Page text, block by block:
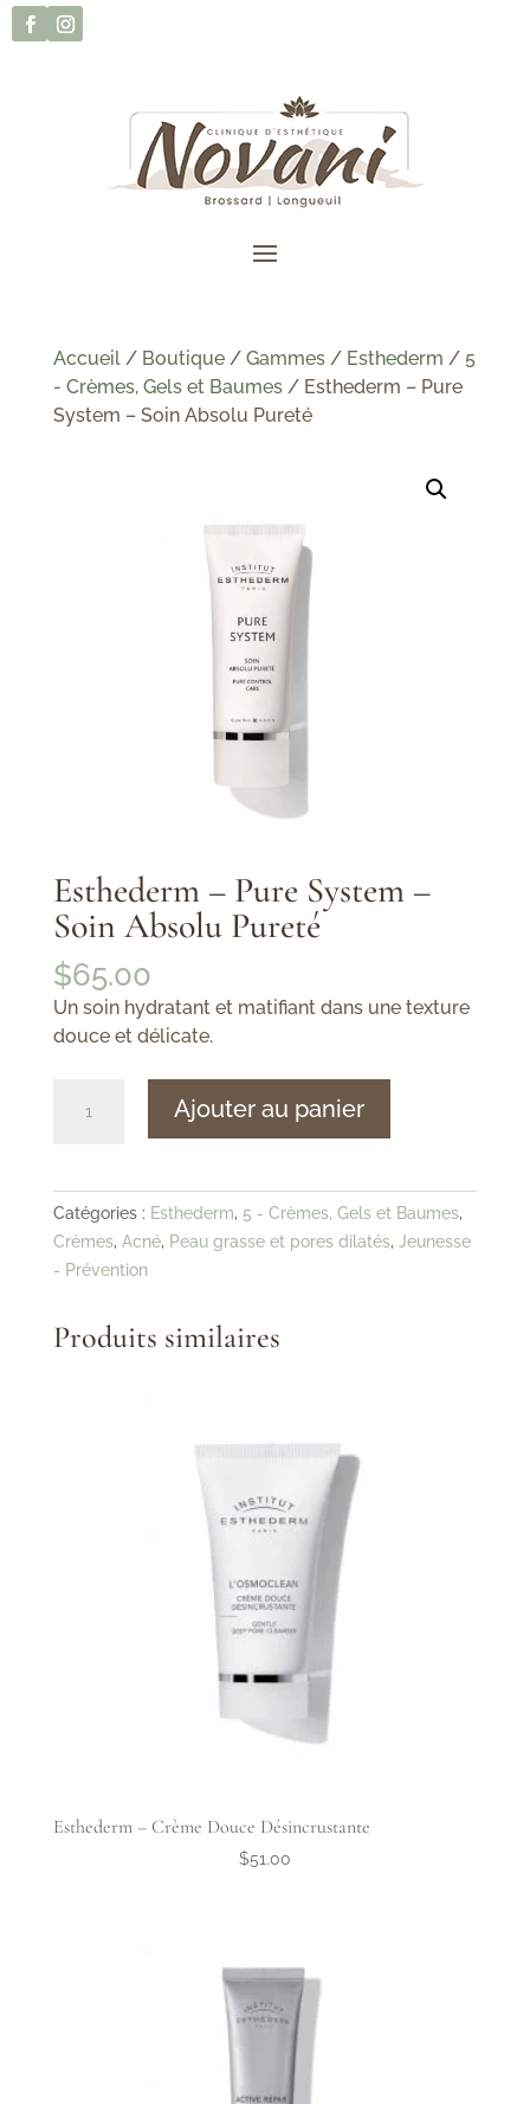
Accueil/ Boutique/ Gammes/ Esthederm / 5
- Crèmes, Gels et Baumes/ Esthederm – Pure
System – Soin Absolu Pureté
Esthederm – Pure System –
Soin Absolu Pureté
$65.00
Un soin hydratant et matifiant dans une texture
douce et délicate.
Pure
System
Absolu
Pureté
Ajouter au panier
Catégories : Esthederm, 5 - Crèmes, Gels et Baumes,
Crèmes, Acné, Peau grasse et pores dilatés, Jeunesse
- Prévention
Produits similaires
Esthederm – Crème Douce Désincrustante
$51.00